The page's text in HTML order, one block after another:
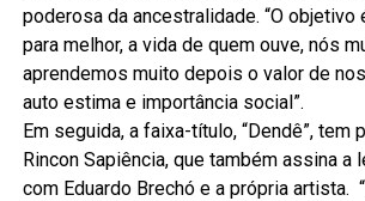
poderosa da ancestralidade. “O objetivo
para melhor, a vida de quem ouve, nós
aprendemos muito depois o valor de
auto estima e importância social”.
Em seguida, a faixa-título, “Dendê”, tem
Rincon Sapiência, que também assina a
com Eduardo Brechó e a própria artista.